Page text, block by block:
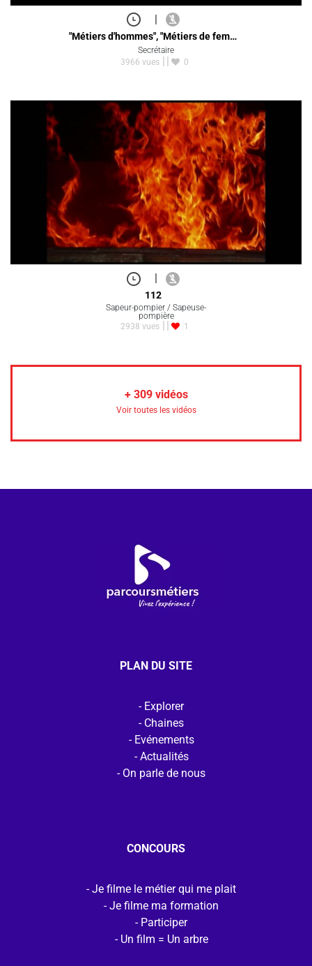
|
"Métiers d'hommes", "Métiers de fem…
Secrétaire
3966 vues
0
112
Sapeur-pompier / Sapeuse-
pompière
2938 vues
1
+ 309vidéos
Voir toutes les vidéos
PLAN DU SITE
Explorer
Chaines
Evénements
Actualités
On parle de nous
CONCOURS
Je filme le métier qui me plait
Je filme ma formation
Participer
Un film = Un arbre